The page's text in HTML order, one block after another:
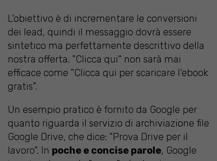
L’obiettivo è di incrementare le conversioni
dei lead, quindi il messaggio dovrà essere
sintetico ma perfettamente descrittivo della
nostra offerta. "Clicca qui" non sarà mai
efficace come "Clicca qui per scaricare l’ebook
gratis".
Un esempio pratico è fornito da Google per
quanto riguarda il servizio di archiviazione file
Google Drive, che dice: "Prova Drive per il
lavoro". In poche e concise parole, Google